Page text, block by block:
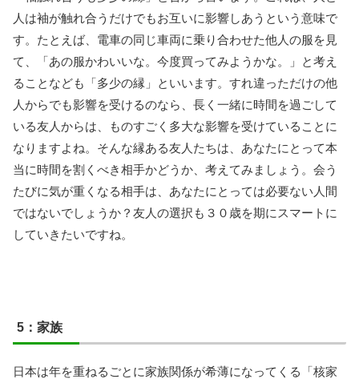
人は袖が触れ合うだけでもお互いに影響しあうという意味で
す。たとえば、電車の同じ車両に乗り合わせた他人の服を見
て、「あの服かわいいな。今度買ってみようかな。」と考え
ることなども「多少の縁」といいます。すれ違っただけの他
人からでも影響を受けるのなら、長く一緒に時間を過ごして
いる友人からは、ものすごく多大な影響を受けていることに
なりますよね。そんな縁ある友人たちは、あなたにとって本
当に時間を割くべき相手かどうか、考えてみましょう。会う
たびに気が重くなる相手は、あなたにとっては必要ない人間
ではないでしょうか？友人の選択も３０歳を期にスマートに
していきたいですね。
5：家族
日本は年を重ねるごとに家族関係が希薄になってくる「核家